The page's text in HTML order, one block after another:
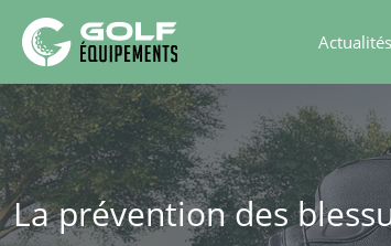
La prévention des